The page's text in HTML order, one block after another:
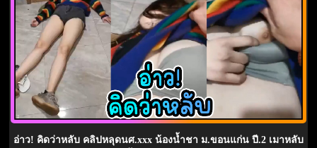
อ่าว! คิดว่าหลับ คลิปหลุดนศ.xxx น้องน้ำชา ม.ขอนแก่น ปี.2 เมาหลับ